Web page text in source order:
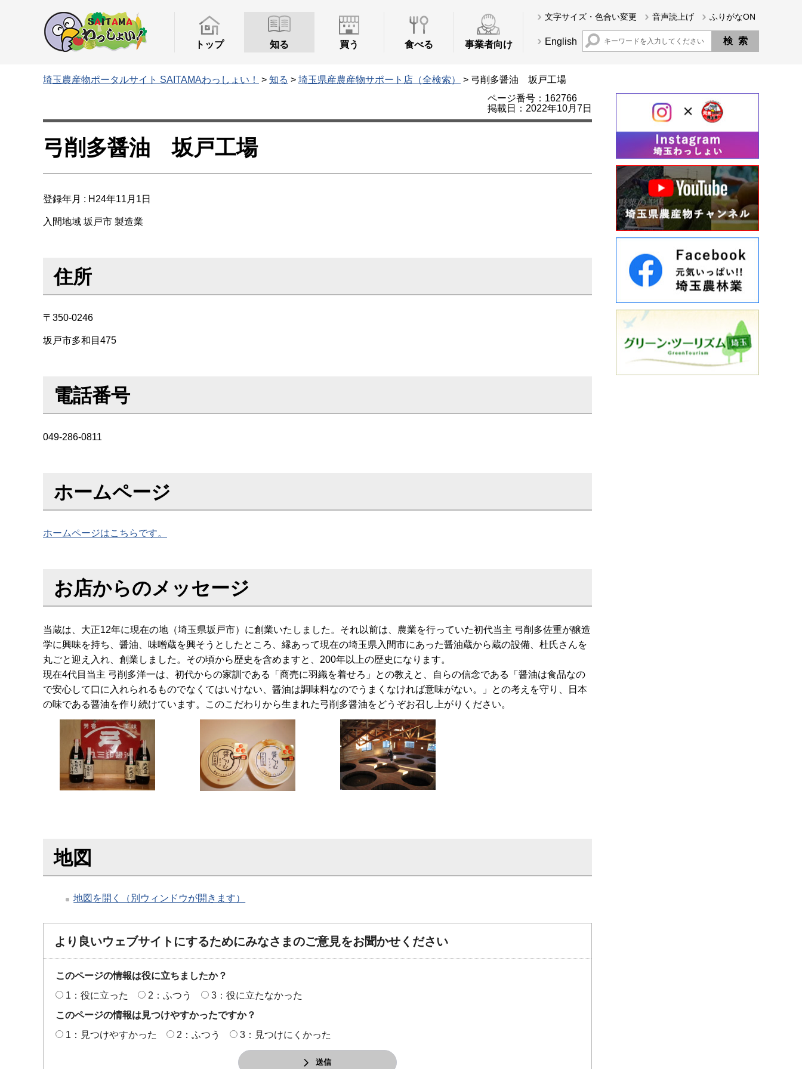
トップ 知る 買う 食べる 事業者向け
文字サイズ・色合い変更 音声読上げ ふりがなON
English
埼玉農産物ポータルサイト SAITAMAわっしょい！ > 知る > 埼玉県産農産物サポート店（全検索）
> 弓削多醤油 坂戸工場
ページ番号：162766
掲載日：2022年10月7日
弓削多醤油 坂戸工場
登録年月 : H24年11月1日
入間地域 坂戸市 製造業
住所
〒350-0246
坂戸市多和目475
電話番号
049-286-0811
ホームページ
ホームページはこちらです。
お店からのメッセージ
当蔵は、大正12年に現在の地（埼玉県坂戸市）に創業いたしました。それ以前は、農業を行っていた初代当主 弓削多佐重が醸造
学に興味を持ち、醤油、味噌蔵を興そうとしたところ、縁あって現在の埼玉県入間市にあった醤油蔵から蔵の設備、杜氏さんを
丸ごと迎え入れ、創業しました。その頃から歴史を含めますと、200年以上の歴史になります。
現在4代目当主 弓削多洋一は、初代からの家訓である「商売に羽織を着せろ」との教えと、自らの信念である「醤油は食品なの
で安心して口に入れられるものでなくてはいけない、醤油は調味料なのでうまくなければ意味がない。」との考えを守り、日本
の味である醤油を作り続けています。このこだわりから生まれた弓削多醤油をどうぞお召し上がりください。
地図
地図を開く（別ウィンドウが開きます）
より良いウェブサイトにするためにみなさまのご意見をお聞かせください
このページの情報は役に立ちましたか？
1：役に立った
2：ふつう
3：役に立たなかった
このページの情報は見つけやすかったですか？
1：見つけやすかった
2：ふつう 3：見つけにくかった
送信